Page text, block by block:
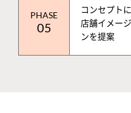
PHASE
05
コンセプト
店舗イメー
ンを提案